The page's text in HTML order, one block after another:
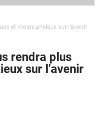
et moins anxieux sur l’avenir
rendra plus
sur l’avenir